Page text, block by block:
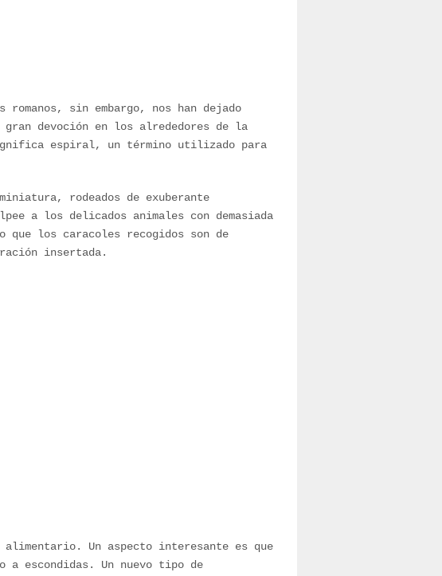
sin embargo, nos han dejado
devoción en los alrededores de la
espiral, un término utilizado para
rodeados de exuberante
a los delicados animales con demasiada
que los caracoles recogidos son de
insertada.
Un aspecto interesante es que
a escondidas. Un nuevo tipo de